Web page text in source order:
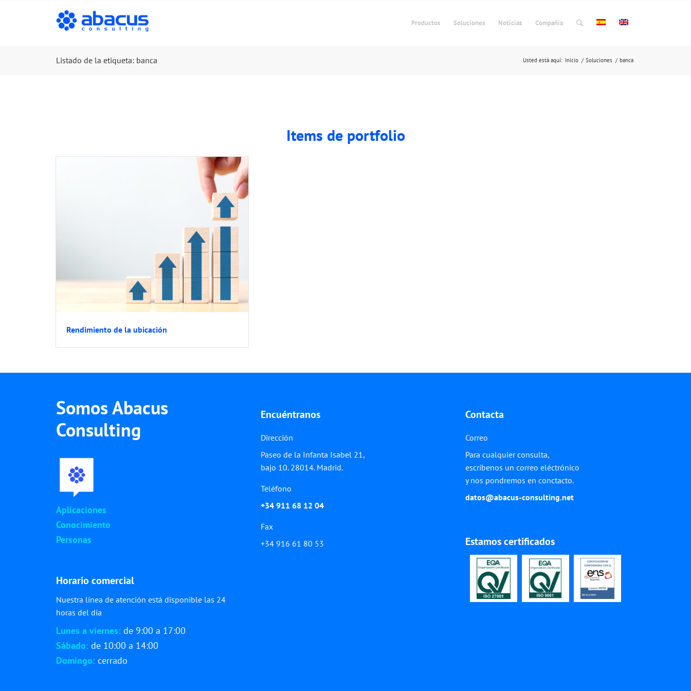
Productos Soluciones Noticias Compañia
Listado de la etiqueta: banca Usted está aquí: Inicio / Soluciones / banca
Items de portfolio
Rendimiento de la ubicación
Somos Abacus
Consulting
Aplicaciones
Conocimiento
Personas
Horario comercial
Nuestra línea de atención está disponible las 24
horas del día
Lunes a viernes: de 9:00 a 17:00
Sábado: de 10:00 a 14:00
Domingo: cerrado
Encuéntranos
Dirección
Paseo de la Infanta Isabel 21,
bajo 10. 28014. Madrid.
Teléfono
+34 911 68 12 04
Fax
+34 916 61 80 53
Contacta
Correo
Para cualquier consulta,
escríbenos un correo eléctrónico
y nos pondremos en conctacto.
datos@abacus-consulting.net
Estamos certificados